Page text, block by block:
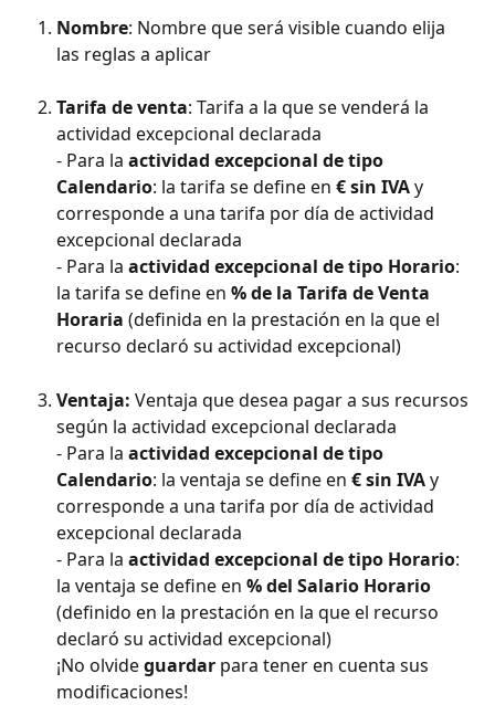
Nombre: Nombre que será visible cuando elija
las reglas a aplicar
Tarifa de venta: Tarifa a la que se venderá la
actividad excepcional declarada
- Para la actividad excepcional de tipo
Calendario: la tarifa se define en € sin IVA y
corresponde a una tarifa por día de actividad
excepcional declarada
- Para la actividad excepcional de tipo Horario:
la tarifa se define en % de la Tarifa de Venta
Horaria (definida en la prestación en la que el
recurso declaró su actividad excepcional)
Ventaja: Ventaja que desea pagar a sus recursos
según la actividad excepcional declarada
- Para la actividad excepcional de tipo
Calendario: la ventaja se define en € sin IVA y
corresponde a una tarifa por día de actividad
excepcional declarada
- Para la actividad excepcional de tipo Horario:
la ventaja se define en % del Salario Horario
(definido en la prestación en la que el recurso
declaró su actividad excepcional)
¡No olvide guardar para tener en cuenta sus
modificaciones!